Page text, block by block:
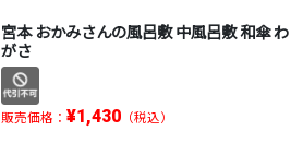
宮本 おかみさんの風呂敷 中風呂敷 和傘 わ
がさ
販売価格： ¥1,430（税込）